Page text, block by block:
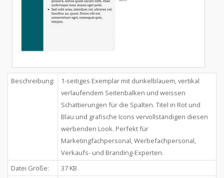
Beschreibung:
1-seitiges Exemplar mit dunkelblauem, vertikal
verlaufendem Seitenbalken und weissen
Schattierungen für die Spalten. Titel in Rot und
Blau und grafische Icons vervollständigen diesen
werbenden Look. Perfekt für
Marketingfachpersonal, Werbefachpersonal,
Verkaufs- und Branding-Experten.
Datei Größe:
37 KB